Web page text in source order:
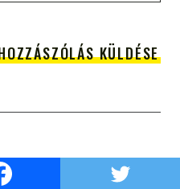
2025/09/28